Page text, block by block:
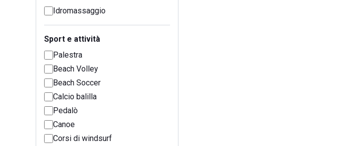
Idromassaggio
Sport e attività
Palestra
Beach Volley
Beach Soccer
Calcio balilla
Pedalò
Canoe
Corsi di windsurf